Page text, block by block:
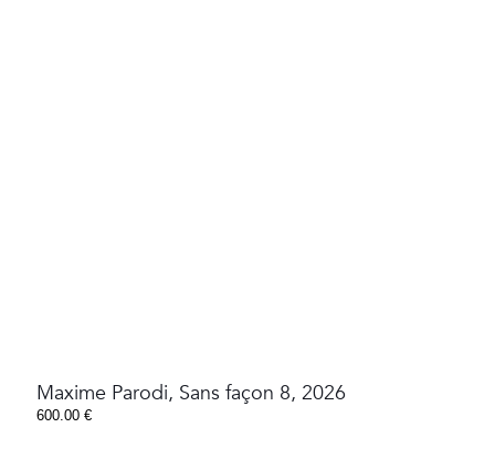
Maxime Parodi, Sans façon 8, 2026
600.00 €